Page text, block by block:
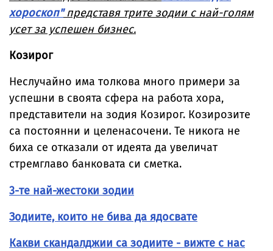
хороскоп"представя трите зодии с най-голям
усет за успешен бизнес.
Козирог
Неслучайно има толкова много примери за
успешни в своята сфера на работа хора,
представители на зодия Козирог. Козирозите
са постоянни и целенасочени. Те никога не
биха се отказали от идеята да увеличат
стремглаво банковата си сметка.
3-те най-жестоки зодии
Зодиите, които не бива да ядосвате
Какви скандалджии са зодиите - вижте с нас